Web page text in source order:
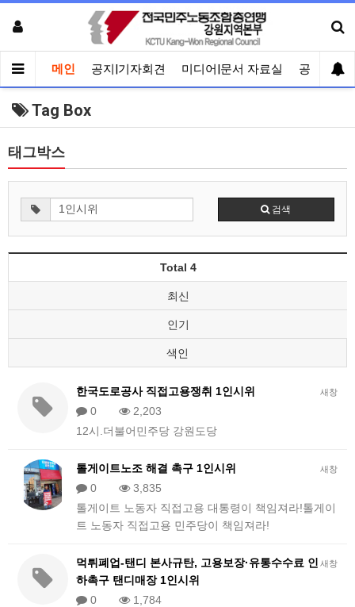
메인 공지|기자회견 미디어|문서 자료실 공유게시
Tag Box
태그박스
검색
Total 4
최신
인기
색인
새창
한국도로공사 직접고용쟁취 1인시위
0
2,203
12시.더불어민주당 강원도당
새창
톨게이트노조 해결 촉구 1인시위
0
3,835
톨게이트 노동자 직접고용 대통령이 책임져라!톨게이
트 노동자 직접고용 민주당이 책임져라!
새창
먹튀폐업-탠디 본사규탄, 고용보장·유통수수료 인
하촉구 탠디매장 1인시위
0
1,784